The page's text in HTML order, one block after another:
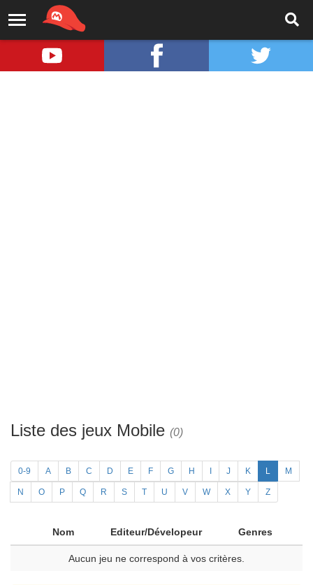
Liste des jeux Mobile (0)
0-9 A B C D E F G H J K L M
N O P Q R S T U V W X Y Z
Nom Editeur/Dévelopeur Genres
Aucun jeu ne correspond à vos critères.